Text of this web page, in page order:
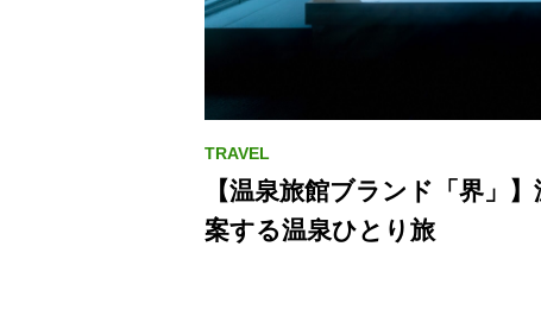
【温泉旅館ブランド「界」
案する温泉ひとり旅